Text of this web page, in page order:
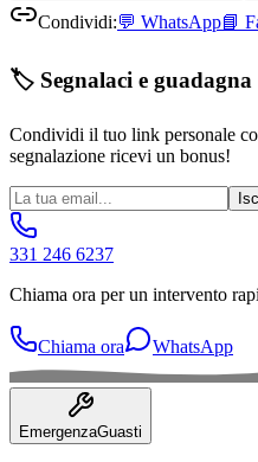
Condividi:💬 WhatsApp📘
🏷️ Segnalaci e guadagna
Condividi il tuo link personale
segnalazione ricevi un bonus!
331 246 6237
Chiama ora per un intervento
Chiama ora WhatsApp
EmergenzaGuasti